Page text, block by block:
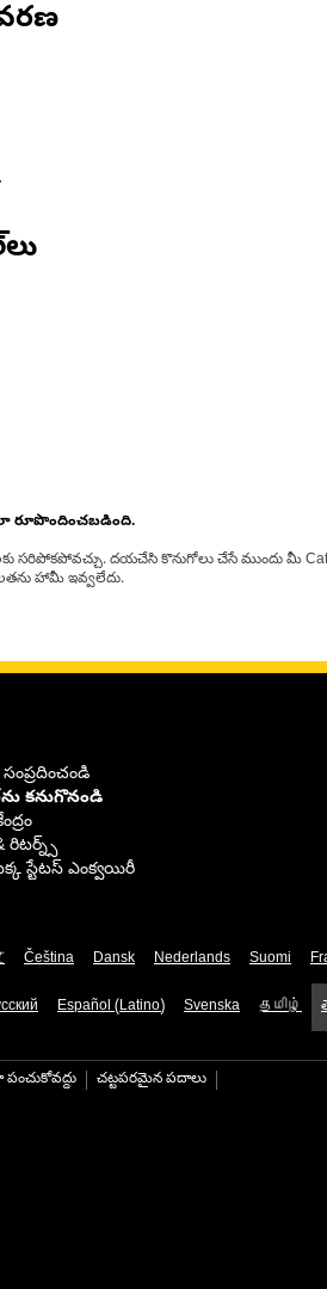
రూపొందించబడింది.
దయచేసి కొనుగోలు చేసే ముందు మీ Cat
హామీ ఇవ్వలేదు.
కనుగొనండి
రిటర్న్స్
స్టేటస్ ఎంక్వయిరీ
Čeština Dansk Nederlands Suomi
Español (Latino) Svenska தமிழ்
చట్టపరమైన పదాలు